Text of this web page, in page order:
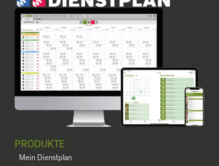
PRODUKTE
Mein Dienstplan